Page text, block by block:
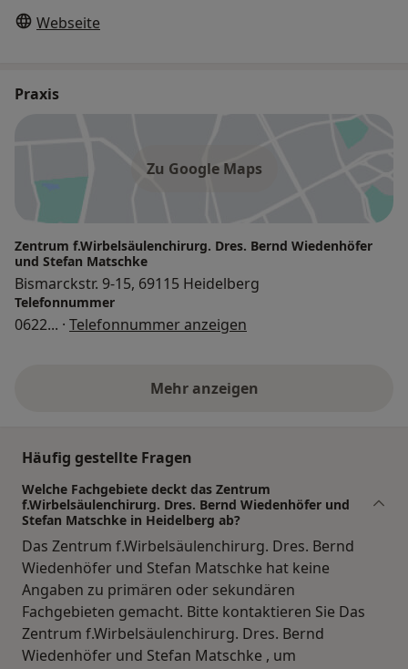
Aufenthalt besprochen.
Webseite
Praxis
Zu Google Maps
Zentrum f.Wirbelsäulenchirurg. Dres. Bernd Wiedenhöfer
und Stefan Matschke
Bismarckstr. 9-15, 69115 Heidelberg
Telefonnummer
0622... · Telefonnummer anzeigen
Mehr anzeigen
Häufig gestellte Fragen
Welche Fachgebiete deckt das Zentrum
f.Wirbelsäulenchirurg. Dres. Bernd Wiedenhöfer und
Stefan Matschke in Heidelberg ab?
Das Zentrum f.Wirbelsäulenchirurg. Dres. Bernd
Wiedenhöfer und Stefan Matschke hat keine
Angaben zu primären oder sekundären
Fachgebieten gemacht. Bitte kontaktieren Sie Das
Zentrum f.Wirbelsäulenchirurg. Dres. Bernd
Wiedenhöfer und Stefan Matschke , um